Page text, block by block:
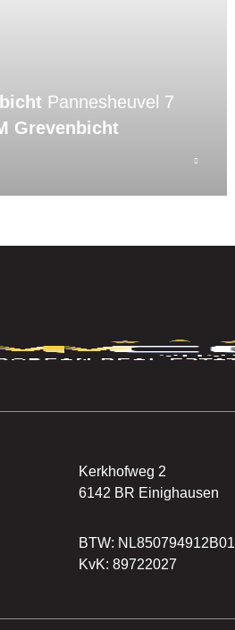
Pannesheuvel 7
Grevenbicht
Kerkhofweg 2
6142 BR Einighausen
BTW: NL850794912B01
KvK: 89722027